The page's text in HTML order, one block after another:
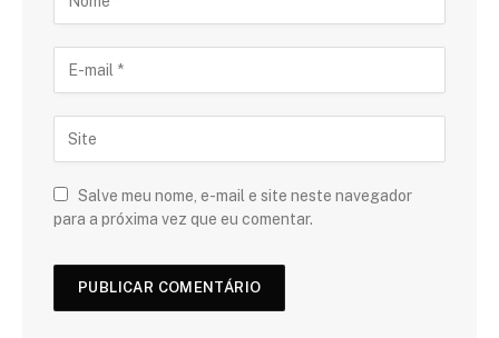
Salve meu nome, e-mail e site neste navegador
para a próxima vez que eu comentar.